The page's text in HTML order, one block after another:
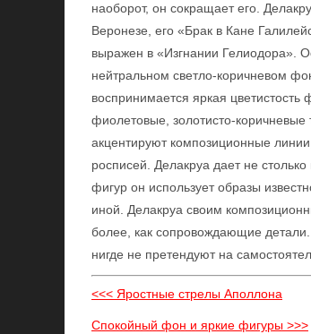
наоборот, он сокращает его.
Веронезе, его «Брак в Кане
выражен в «Изгнании Гелиодора».
нейтральном светло-коричневом
воспринимается яркая
фиолетовые, золотисто-коричневые
акцентируют композиционные
росписей. Делакруа дает не
фигур он использует образы
иной. Делакруа своим
более, как сопровождающие
нигде не претендуют на
<<< Яростные стрелы Аполлона
Спокойный фон и яркие фигуры >>>